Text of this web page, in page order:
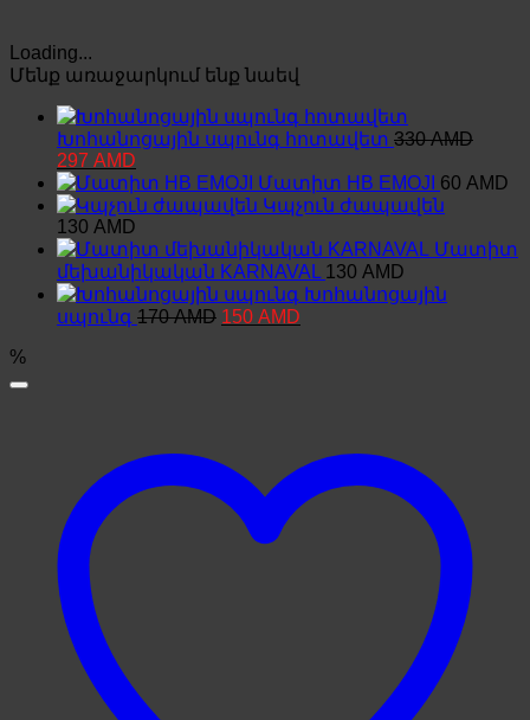
Loading...
Մենք առաջարկում ենք նաեվ
Խոհանոցային սպունգ հոտավետ 330AMD
Original
price
was:
330 AMD.
297 AMD
price
is:
297 AMD.
Մատիտ HB EMOJI 60 AMD
Կպչուն ժապավեն
130 AMD
Մատիտ
մեխանիկական KARNAVAL 130 AMD
Խոհանոցային
սպունգ 170AMD Original
150 AMD
%